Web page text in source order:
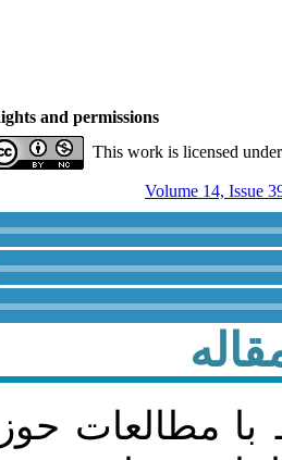
and permissions
This work is licensed
Volume 14, Issue
با مطالعات